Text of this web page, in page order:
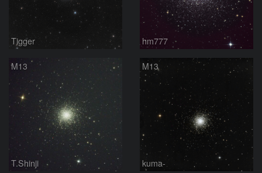
Tigger hm777
M13
T.Shinji
M13
kuma-